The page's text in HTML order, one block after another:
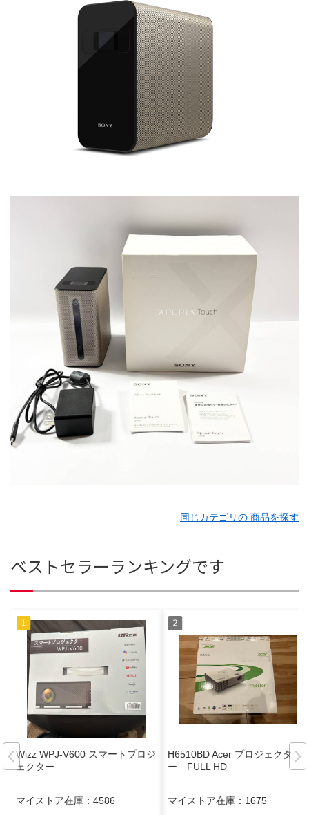
同じカテゴリの 商品を探す
ベストセラーランキングです
Wizz WPJ-V600 スマートプロジ
ェクター
マイストア在庫： 4586
H6510BD Acer プロジェクタ
ー FULL HD
マイストア在庫： 1675